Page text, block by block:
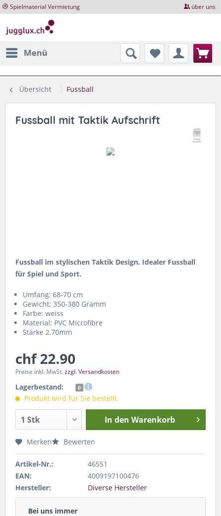
Spielmaterial Vermietung über uns
Menü
Übersicht Fussball
Fussball mit Taktik Aufschrift
Fussball im stylischen Taktik Design. Idealer Fussball
für Spiel und Sport.
Umfang: 68-70 cm
Gewicht: 350-380 Gramm
Farbe: weiss
Material: PVC Microfibre
Stärke 2.70mm
chf 22.90
Preise inkl. MwSt.zzgl. Versandkosten
Lagerbestand: 0
Produkt wird für Sie bestellt.
In den Warenkorb
Merken Bewerten
Artikel-Nr.:
46551
EAN:
4009197100476
Hersteller:
Diverse Hersteller
Bei uns immer